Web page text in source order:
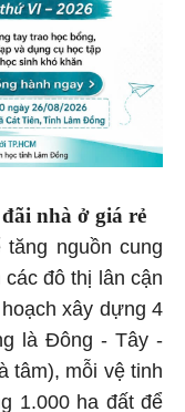
nhà ở giá rẻ
nguồn cung
đô thị lân cận
xây dựng 4
là Đông - Tây -
tâm), mỗi vệ tinh
1.000 ha đất để